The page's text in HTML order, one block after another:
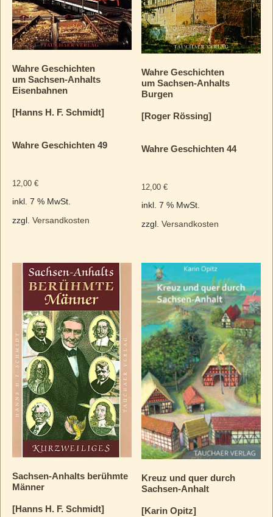
Wahre Geschichten
um Sachsen-Anhalts
Eisenbahnen
[Hanns H. F. Schmidt]
Wahre Geschichten 49
12,00 €
inkl. 7 % MwSt.
zzgl. Versandkosten
Wahre Geschichten
um Sachsen-Anhalts
Burgen
[Roger Rössing]
Wahre Geschichten 44
12,00€
inkl. 7 % MwSt.
zzgl.Versandkosten
Sachsen-Anhalts berühmte
Männer
[Hanns H. F. Schmidt]
Kreuz und quer durch
Sachsen-Anhalt
[Karin Opitz]